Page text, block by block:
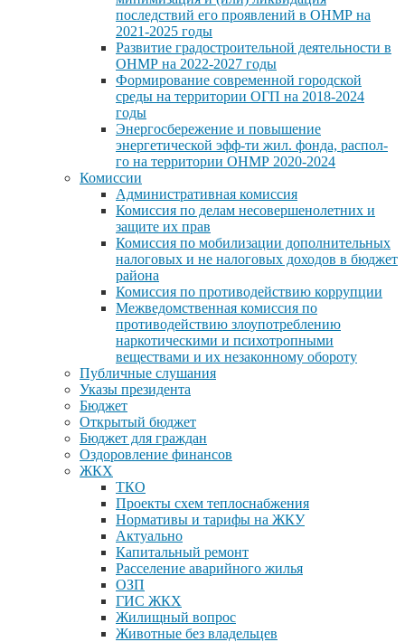
последствий его проявлений в ОНМР на
2021-2025 годы
Развитие градостроительной деятельности в
ОНМР на 2022-2027 годы
Формирование современной городской
среды на территории ОГП на 2018-2024
годы
Энергосбережение и повышение
энергетической эфф-ти жил. фонда, распол-
го на территории ОНМР 2020-2024
Комиссии
Административная комиссия
Комиссия по делам несовершенолетних и
защите их прав
Комиссия по мобилизации дополнительных
налоговых и не налоговых доходов в бюджет
района
Комиссия по противодействию коррупции
Межведомственная комиссия по
противодействию злоупотреблению
наркотическими и психотропными
веществами и их незаконному обороту
Публичные слушания
Указы президента
Бюджет
Открытый бюджет
Бюджет для граждан
Оздоровление финансов
ЖКХ
ТКО
Проекты схем теплоснабжения
Нормативы и тарифы на ЖКУ
Актуально
Капитальный ремонт
Расселение аварийного жилья
ОЗП
ГИС ЖКХ
Жилищный вопрос
Животные без владельцев